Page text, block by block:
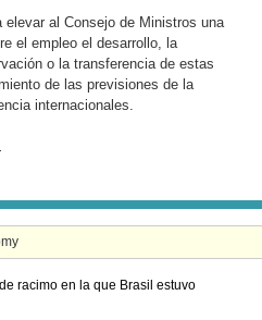
al Consejo de Ministros una
el empleo el desarrollo, la
o la transferencia de estas
de las previsiones de la
internacionales.
racimo en la que Brasil estuvo